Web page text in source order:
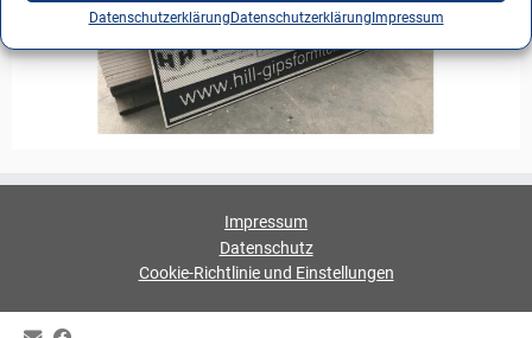
Datenschutzerklärung Datenschutzerklärung Impressum
Impressum
Datenschutz
Cookie-Richtlinie und Einstellungen